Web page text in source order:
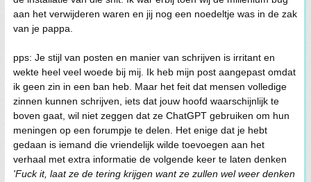
aan het verwijderen waren en jij nog een noedeltje was in de zak
van je pappa.
pps: Je stijl van posten en manier van schrijven is irritant en
wekte heel veel woede bij mij. Ik heb mijn post aangepast omdat
ik geen zin in een ban heb. Maar het feit dat mensen volledige
zinnen kunnen schrijven, iets dat jouw hoofd waarschijnlijk te
boven gaat, wil niet zeggen dat ze ChatGPT gebruiken om hun
meningen op een forumpje te delen. Het enige dat je hebt
gedaan is iemand die vriendelijk wilde toevoegen aan het
verhaal met extra informatie de volgende keer te laten denken
'Fuck it, laat ze de tering krijgen want ze zullen wel weer denken